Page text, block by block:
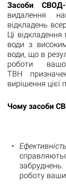
Засоби
видалення
відкладень
Ці
води з
води, що в
роботи
ТВН
вирішення цієї
Чому засоби
Ефективність
роботу